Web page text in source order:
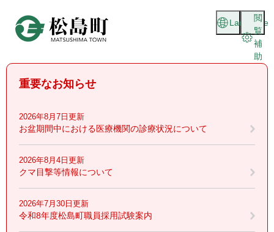
頭
閲
覧
補
助
Language
重要なお知らせ
2026年8月7日更新
お盆期間中における医療機関の診療状況について
2026年8月4日更新
クマ目撃等情報について
2026年7月30日更新
令和8年度松島町職員採用試験案内